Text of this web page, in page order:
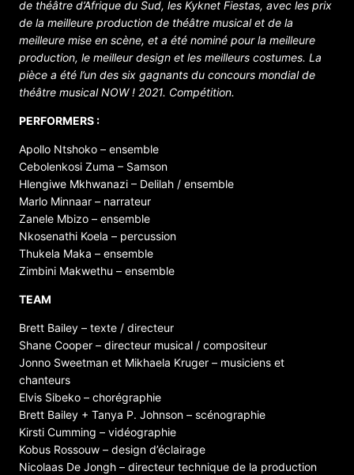
de théâtre d’Afrique du Sud, les Kyknet Fiestas, avec les prix
de la meilleure production de théâtre musical et de la
meilleure mise en scène, et a été nominé pour la meilleure
production, le meilleur design et les meilleurs costumes. La
pièce a été l’un des six gagnants du concours mondial de
théâtre musical NOW ! 2021. Compétition.
PERFORMERS :
Apollo Ntshoko – ensemble
Cebolenkosi Zuma – Samson
Hlengiwe Mkhwanazi – Delilah / ensemble
Marlo Minnaar – narrateur
Zanele Mbizo – ensemble
Nkosenathi Koela – percussion
Thukela Maka – ensemble
Zimbini Makwethu – ensemble
TEAM
Brett Bailey – texte / directeur
Shane Cooper – directeur musical / compositeur
Jonno Sweetman et Mikhaela Kruger – musiciens et
chanteurs
Elvis Sibeko – chorégraphie
Brett Bailey + Tanya P. Johnson – scénographie
Kirsti Cumming – vidéographie
Kobus Rossouw – design d’éclairage
Nicolaas De Jongh – directeur technique de la production